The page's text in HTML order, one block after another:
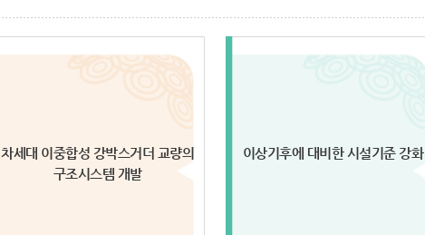
차세대 이중합성 강박스거더 교량의
구조시스템 개발
이상기후에 대비한 시설기준 강화